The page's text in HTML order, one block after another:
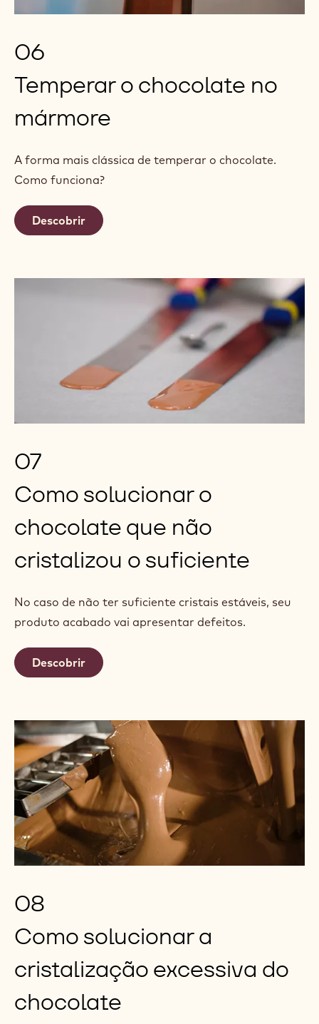
06
Temperar o chocolate no
mármore
A forma mais clássica de temperar o chocolate.
Como funciona?
Descobrir
07
Como solucionar o
chocolate que não
cristalizou o suficiente
No caso de não ter suficiente cristais estáveis, seu
produto acabado vai apresentar defeitos.
Descobrir
08
Como solucionar a
cristalização excessiva do
chocolate